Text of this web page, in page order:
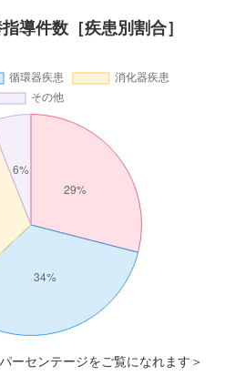
件数［疾患別割合］
ーセンテージをご覧になれます＞